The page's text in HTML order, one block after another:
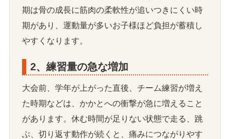
期は骨の成長に筋肉の柔軟性が追いつきにくい時
期があり、運動量が多いお子様ほど負担が蓄積し
やすくなります。
2、練習量の急な増加
大会前、学年が上がった直後、チーム練習が増え
た時期などは、かかとへの衝撃が急に増えること
があります。休む時間が足りない状態で走る、跳
ぶ、切り返す動作が続くと、痛みにつながりやす